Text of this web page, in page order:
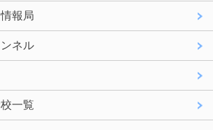
報局
ネル
一覧